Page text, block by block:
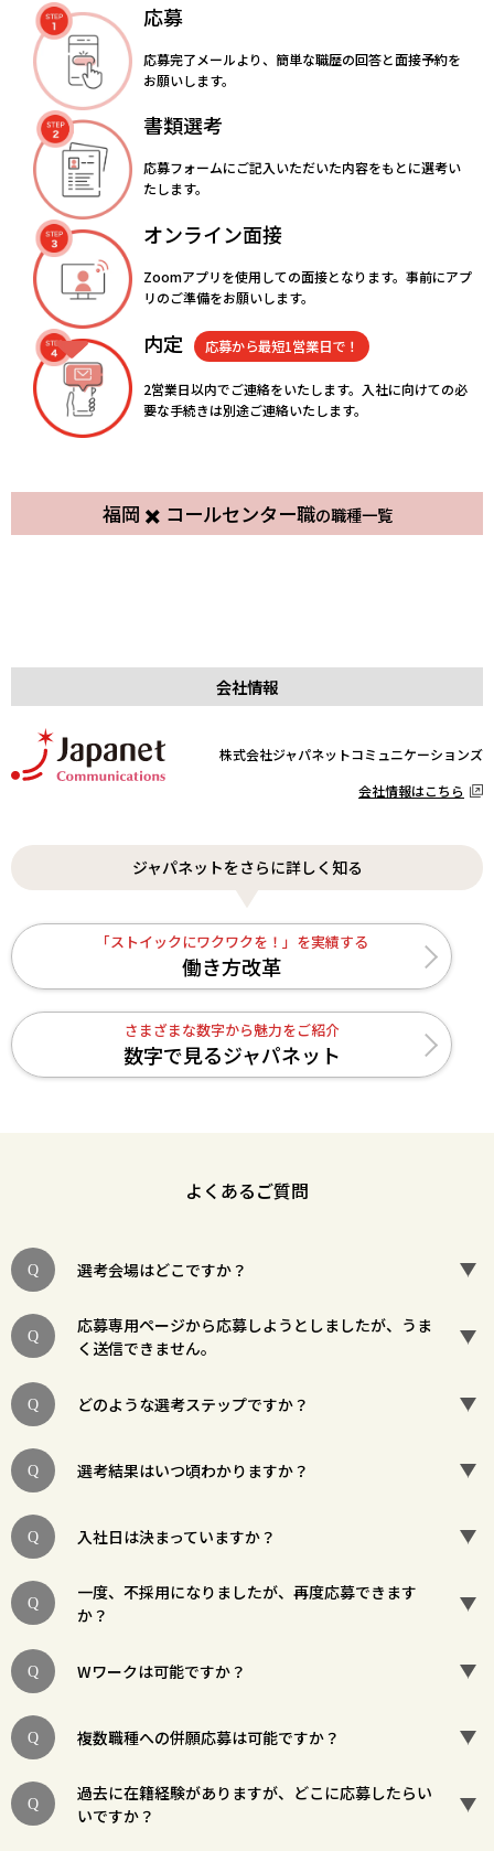
応募
応募完了メールより、簡単な職歴の回答と面接予約を
お願いします。
書類選考
応募フォームにご記入いただいた内容をもとに選考い
たします。
オンライン面接
Zoomアプリを使用しての面接となります。事前にアプ
リのご準備をお願いします。
内定 応募から最短1営業日で！
2営業日以内でご連絡をいたします。入社に向けての必
要な手続きは別途ご連絡いたします。
福岡 ✖️ コールセンター職の職種一覧
博多
コールセンター
契約社員
照葉
コールセンター
契約社員
コールセンター
コールセンター
会社情報
株式会社ジャパネットコミュニケーションズ
会社情報はこちら
ジャパネットをさらに詳しく知る
「ストイックにワクワクを！」を実績する
働き方改革
さまざまな数字から魅力をご紹介
数字で見るジャパネット
よくあるご質問
選考会場はどこですか？
応募専用ページから応募しようとしましたが、うま
く送信できません。
どのような選考ステップですか？
選考結果はいつ頃わかりますか？
入社日は決まっていますか？
一度、不採用になりましたが、再度応募できます
か？
Wワークは可能ですか？
複数職種への併願応募は可能ですか？
過去に在籍経験がありますが、どこに応募したらい
いですか？